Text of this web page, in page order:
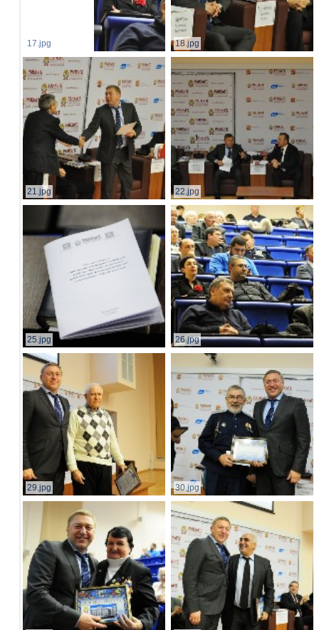
17.jpg 18.jpg
21.jpg 22.jpg
25.jpg 26.jpg
29.jpg 30.jpg